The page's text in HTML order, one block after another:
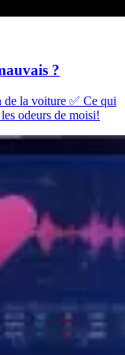
?
de la voiture ✅ Ce qui
odeurs de moisi!